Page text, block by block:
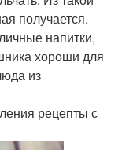
получается.
напитки,
хороши для
из
рецепты с